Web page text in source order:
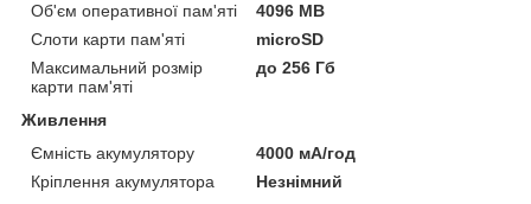
Об'єм оперативної пам'яті
4096 MB
Слоти карти пам'яті
microSD
Максимальний розмір
карти пам'яті
до 256 Гб
Живлення
Ємність акумулятору
4000 мА/год
Кріплення акумулятора
Незнімний